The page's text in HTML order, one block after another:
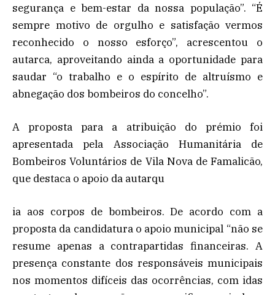
segurança e bem-estar da nossa população”. “É
sempre motivo de orgulho e satisfação vermos
reconhecido o nosso esforço”, acrescentou o
autarca, aproveitando ainda a oportunidade para
saudar “o trabalho e o espírito de altruísmo e
abnegação dos bombeiros do concelho”.
A proposta para a atribuição do prémio foi
apresentada pela Associação Humanitária de
Bombeiros Voluntários de Vila Nova de Famalicão,
que destaca o apoio da autarqu
ia aos corpos de bombeiros. De acordo com a
proposta da candidatura o apoio municipal “não se
resume apenas a contrapartidas financeiras. A
presença constante dos responsáveis municipais
nos momentos difíceis das ocorrências, com idas